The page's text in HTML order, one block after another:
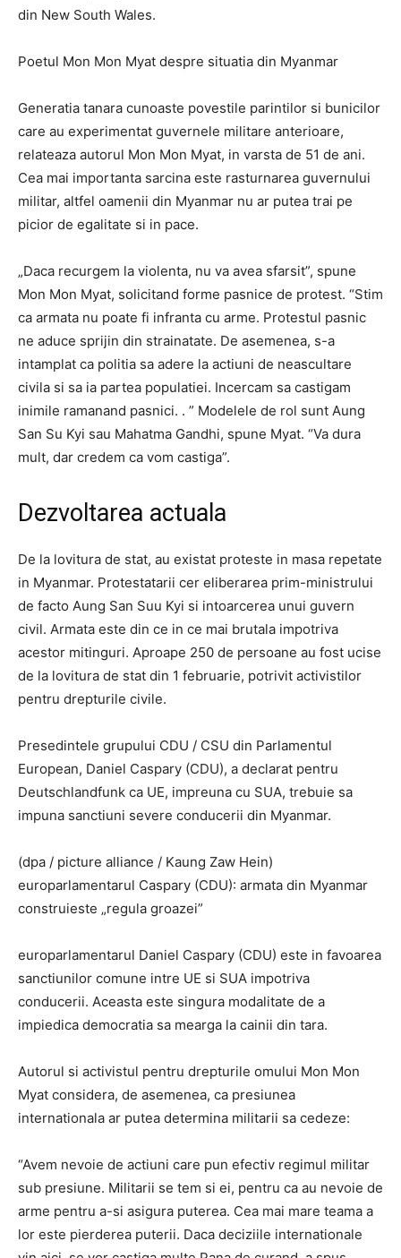
din New South Wales.
Poetul Mon Mon Myat despre situatia din Myanmar
Generatia tanara cunoaste povestile parintilor si bunicilor
care au experimentat guvernele militare anterioare,
relateaza autorul Mon Mon Myat, in varsta de 51 de ani.
Cea mai importanta sarcina este rasturnarea guvernului
militar, altfel oamenii din Myanmar nu ar putea trai pe
picior de egalitate si in pace.
„Daca recurgem la violenta, nu va avea sfarsit”, spune
Mon Mon Myat, solicitand forme pasnice de protest. “Stim
ca armata nu poate fi infranta cu arme. Protestul pasnic
ne aduce sprijin din strainatate. De asemenea, s-a
intamplat ca politia sa adere la actiuni de neascultare
civila si sa ia partea populatiei. Incercam sa castigam
inimile ramanand pasnici. . ” Modelele de rol sunt Aung
San Su Kyi sau Mahatma Gandhi, spune Myat. “Va dura
mult, dar credem ca vom castiga”.
Dezvoltarea actuala
De la lovitura de stat, au existat proteste in masa repetate
in Myanmar. Protestatarii cer eliberarea prim-ministrului
de facto Aung San Suu Kyi si intoarcerea unui guvern
civil. Armata este din ce in ce mai brutala impotriva
acestor mitinguri. Aproape 250 de persoane au fost ucise
de la lovitura de stat din 1 februarie, potrivit activistilor
pentru drepturile civile.
Presedintele grupului CDU / CSU din Parlamentul
European, Daniel Caspary (CDU), a declarat pentru
Deutschlandfunk ca UE, impreuna cu SUA, trebuie sa
impuna sanctiuni severe conducerii din Myanmar.
(dpa / picture alliance / Kaung Zaw Hein)
europarlamentarul Caspary (CDU): armata din Myanmar
construieste „regula groazei”
europarlamentarul Daniel Caspary (CDU) este in favoarea
sanctiunilor comune intre UE si SUA impotriva
conducerii. Aceasta este singura modalitate de a
impiedica democratia sa mearga la cainii din tara.
Autorul si activistul pentru drepturile omului Mon Mon
Myat considera, de asemenea, ca presiunea
internationala ar putea determina militarii sa cedeze:
“Avem nevoie de actiuni care pun efectiv regimul militar
sub presiune. Militarii se tem si ei, pentru ca au nevoie de
arme pentru a-si asigura puterea. Cea mai mare teama a
lor este pierderea puterii. Daca deciziile internationale